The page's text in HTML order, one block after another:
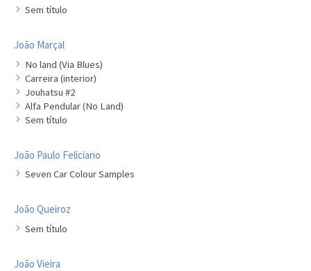
Sem título
João Marçal
No land (Via Blues)
Carreira (interior)
Jouhatsu #2
Alfa Pendular (No Land)
Sem título
João Paulo Feliciano
Seven Car Colour Samples
João Queiroz
Sem título
João Vieira